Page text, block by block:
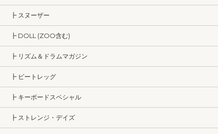
┣ スヌーザー
┣ DOLL (ZOO含む)
┣ リズム＆ドラムマガジン
┣ ビートレッグ
┣ キーボードスペシャル
┣ ストレンジ・デイズ